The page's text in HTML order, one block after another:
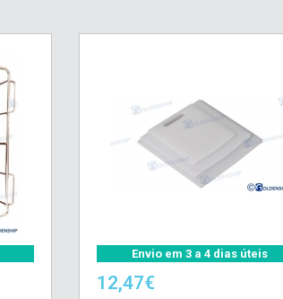
Envio em 3 a 4 dias úteis
12,47€